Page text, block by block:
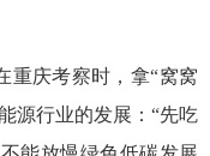
庆考察时，拿“窝窝
源行业的发展：“先吃